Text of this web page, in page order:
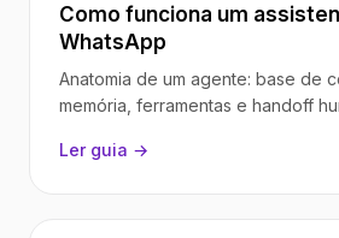
Como funciona um
WhatsApp
Anatomia de um agente: base de
memória, ferramentas e handoff
Ler guia →